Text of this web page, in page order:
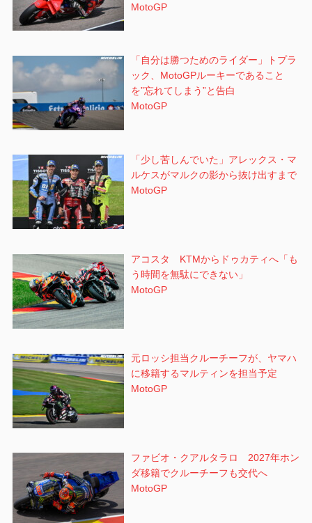
MotoGP
「自分は勝つためのライダー」トプラ
ック、MotoGPルーキーであること
を”忘れてしまう”と告白
MotoGP
「少し苦しんでいた」アレックス・マ
ルケスがマルクの影から抜け出すまで
MotoGP
アコスタ KTMからドゥカティへ「も
う時間を無駄にできない」
MotoGP
元ロッシ担当クルーチーフが、ヤマハ
に移籍するマルティンを担当予定
MotoGP
ファビオ・クアルタラロ 2027年ホン
ダ移籍でクルーチーフも交代へ
MotoGP